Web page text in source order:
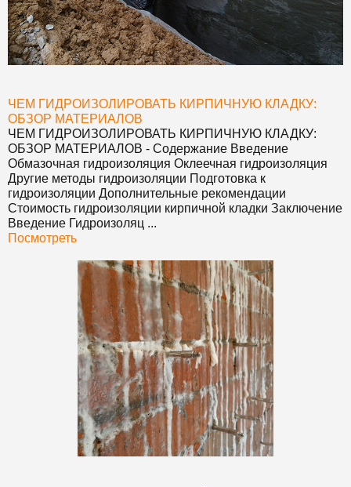
ЧЕМ ГИДРОИЗОЛИРОВАТЬ КИРПИЧНУЮ КЛАДКУ:
ОБЗОР МАТЕРИАЛОВ
ЧЕМ ГИДРОИЗОЛИРОВАТЬ КИРПИЧНУЮ КЛАДКУ:
ОБЗОР МАТЕРИАЛОВ - Содержание Введение
Обмазочная гидроизоляция Оклеечная гидроизоляция
Другие методы гидроизоляции Подготовка к
гидроизоляции Дополнительные рекомендации
Стоимость гидроизоляции кирпичной кладки Заключение
Введение Гидроизоляц ...
Посмотреть